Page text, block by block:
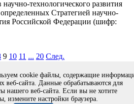
технологического развития
Стратегией научно-
Российской Федерации (шифр:
9 10 11 ... 20 След.
РАН. 109004, г. Москва, ул. А.
коррупции.
программного обеспечения (РБПО)
наш сайт, вы даете согласие на
cookie файлы, содержащие
веб-сайта. Данные обрабатываются для
нашего веб-сайта. Если вы не хотите
измените настройки браузера.